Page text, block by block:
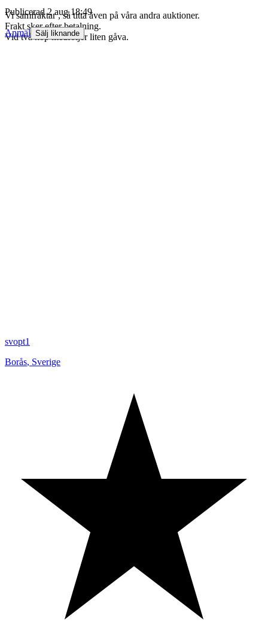
Vi samfraktar , så titta även på våra andra auktioner.
Frakt sker efter betalning.
Vid två köp medföljer liten gåva.
Publicerad 2 aug 18:49
Anmäl Sälj liknande
svopt1
Borås, Sverige